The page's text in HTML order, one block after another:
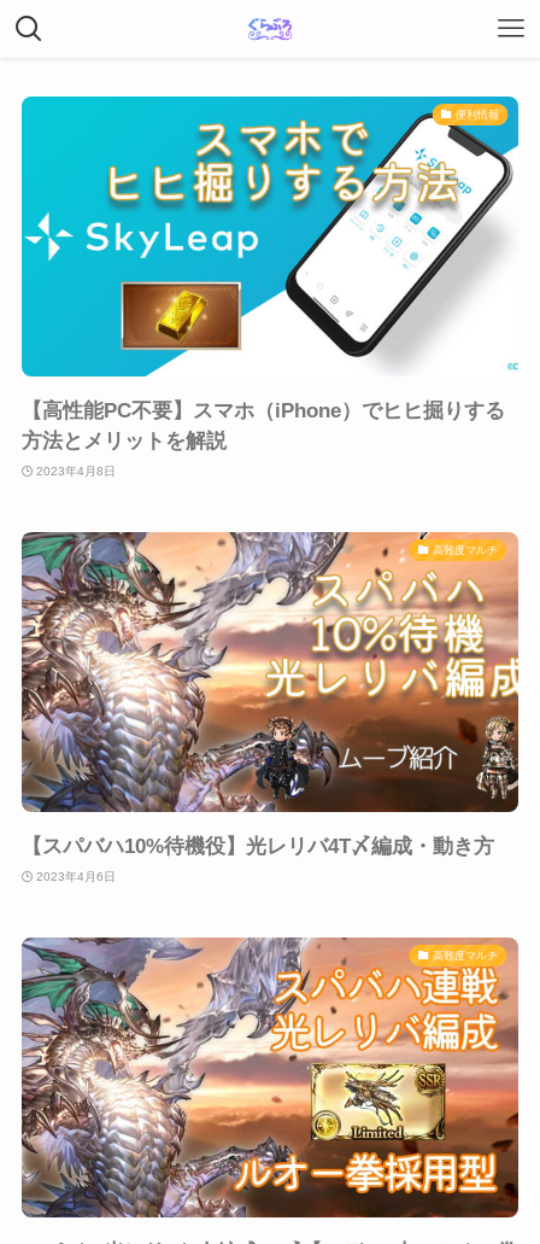
便利情報
【高性能PC不要】スマホ（iPhone）でヒヒ掘りする
方法とメリットを解説
2023年4月8日
高難度マルチ
【スパバハ10%待機役】光レリバ4T〆編成・動き方
2023年4月6日
高難度マルチ